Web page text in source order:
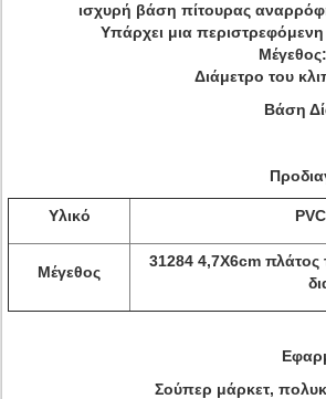
ισχυρή βάση πίτουρας
Υπάρχει μια
Διάμετρο του
Βάση
Υλικό
Μέγεθος
31284 4,7X6cm
Σούπερ μάρκετ,